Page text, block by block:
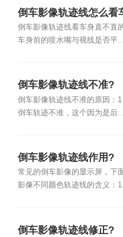
倒车影像轨迹线怎么看
倒车影像轨迹线看车身直不直
车身前的喷水嘴与视线是否平
倒车影像轨迹线不准?
倒车影像轨迹线不准的原因：
倒车轨迹不准，这个因为是后...
倒车影像轨迹线作用?
常见的倒车影像的显示屏，下
影像不同颜色轨迹线的含义：
倒车影像轨迹线修正?